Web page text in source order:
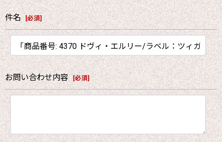
件名 [必須]
お問い合わせ内容 [必須]